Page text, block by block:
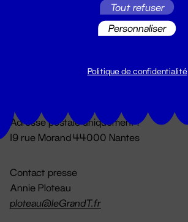
Du lundi au vendredi 14h → 18h
Adresse postale uniquement :
19 rue Morand 44000 Nantes
Contact presse
Annie Ploteau
ploteau@leGrandT.fr
Tout refuser
Personnaliser
Politique de confidentialité